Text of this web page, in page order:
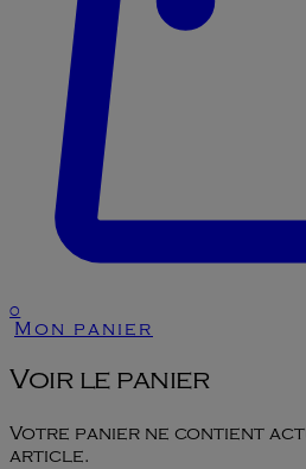
0
Mon panier
Voir le panier
Votre panier ne contient
article.